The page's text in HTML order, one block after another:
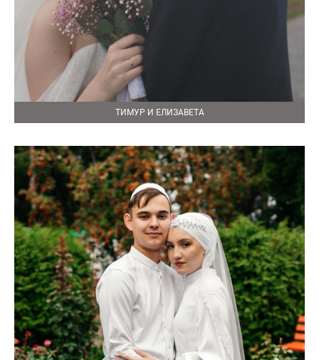
ТИМУР И ЕЛИЗАВЕТА